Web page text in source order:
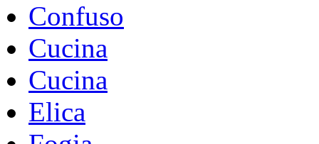
Confuso
Cucina
Cucina
Elica